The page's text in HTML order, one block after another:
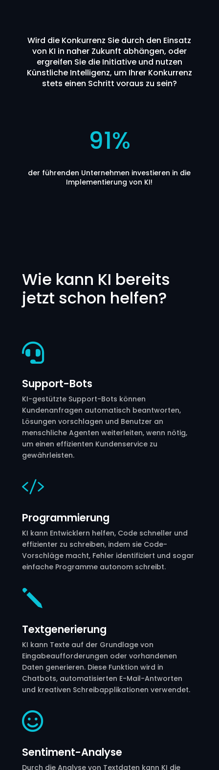
Wird die Konkurrenz Sie durch den Einsatz
von KI in naher Zukunft abhängen, oder
ergreifen Sie die Initiative und nutzen
Künstliche Intelligenz, um Ihrer Konkurrenz
stets einen Schritt voraus zu sein?
91%
der führenden Unternehmen investieren in die
Implementierung von KI!
Wie kann KI bereits
jetzt schon helfen?

Support-Bots
KI-gestützte Support-Bots können
Kundenanfragen automatisch beantworten,
Lösungen vorschlagen und Benutzer an
menschliche Agenten weiterleiten, wenn nötig,
um einen effizienten Kundenservice zu
gewährleisten.

Programmierung
KI kann Entwicklern helfen, Code schneller und
effizienter zu schreiben, indem sie Code-
Vorschläge macht, Fehler identifiziert und sogar
einfache Programme autonom schreibt.
j
Textgenerierung
KI kann Texte auf der Grundlage von
Eingabeaufforderungen oder vorhandenen
Daten generieren. Diese Funktion wird in
Chatbots, automatisierten E-Mail-Antworten
und kreativen Schreibapplikationen verwendet.

Sentiment-Analyse
Durch die Analyse von Textdaten kann KI die